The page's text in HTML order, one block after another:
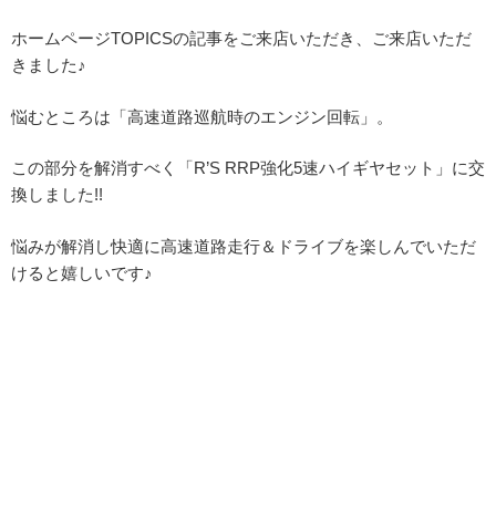
ホームページTOPICSの記事をご来店いただき、ご来店いただ
きました♪
悩むところは「高速道路巡航時のエンジン回転」。
この部分を解消すべく「R’S RRP強化5速ハイギヤセット」に交
換しました!!
悩みが解消し快適に高速道路走行＆ドライブを楽しんでいただ
けると嬉しいです♪